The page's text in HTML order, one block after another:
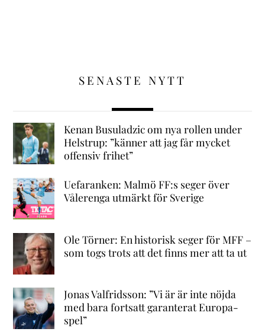
SENASTE NYTT
Kenan Busuladzic om nya rollen under
Helstrup: ”känner att jag får mycket
offensiv frihet”
Uefaranken: Malmö FF:s seger över
Vålerenga utmärkt för Sverige
Ole Törner: En historisk seger för MFF –
som togs trots att det finns mer att ta ut
Jonas Valfridsson: ”Vi är är inte nöjda
med bara fortsatt garanterat Europa-
spel”